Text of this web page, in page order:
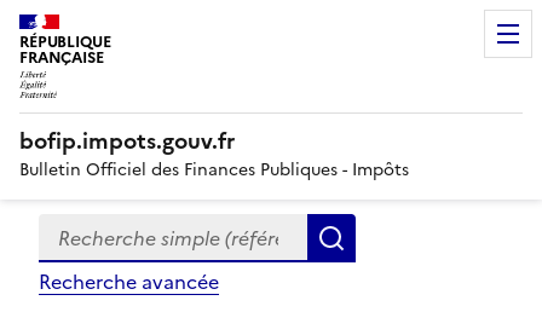
RÉPUBLIQUE
FRANÇAISE
bofip.impots.gouv.fr
Bulletin Officiel des Finances Publiques - Impôts
Formulaire
de
recherche
Recherche simple (références, mots clés, partie du
Recherche avancée